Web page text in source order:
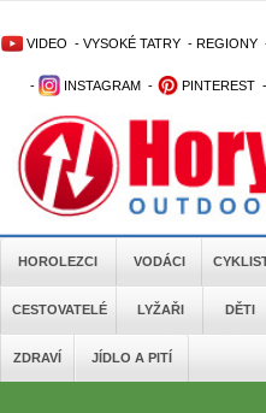
VIDEO - VYSOKÉ TATRY - REGIONY
- INSTAGRAM - PINTEREST -
HOROLEZCI VODÁCI
CESTOVATELÉ LYŽAŘI DĚTI
ZDRAVÍ JÍDLO A PITÍ